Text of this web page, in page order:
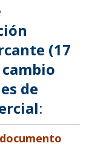
(17
cambio
de
: